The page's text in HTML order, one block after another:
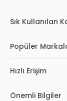
Sık Kullanılan
Popüler
Hızlı Erişim
Önemli Bilgiler